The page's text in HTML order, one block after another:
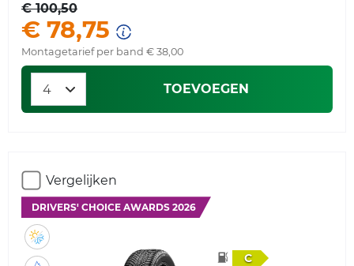
€ 100,50
€ 78,75
Montagetarief per band € 38,00
TOEVOEGEN
Vergelijken
DRIVERS' CHOICE AWARDS 2026
C